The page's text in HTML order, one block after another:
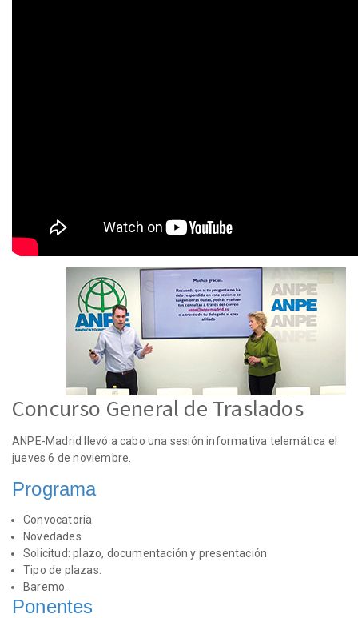
Concurso General de Traslados
ANPE-Madrid llevó a cabo una sesión informativa telemática el
jueves 6 de noviembre.
Programa
Convocatoria.
Novedades.
Solicitud: plazo, documentación y presentación.
Tipo de plazas.
Baremo.
Ponentes